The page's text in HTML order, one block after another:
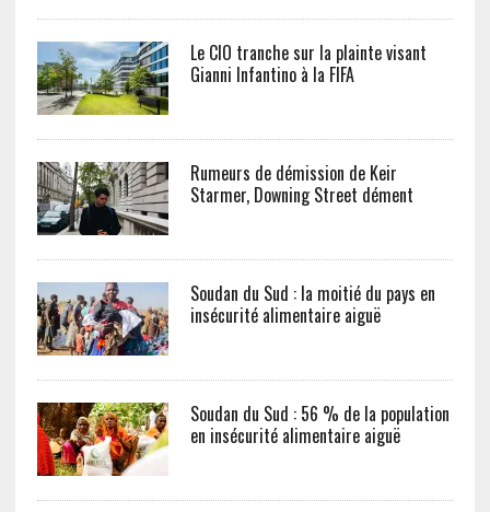
Le CIO tranche sur la plainte visant
Gianni Infantino à la FIFA
Rumeurs de démission de Keir
Starmer, Downing Street dément
Soudan du Sud : la moitié du pays en
insécurité alimentaire aiguë
Soudan du Sud : 56 % de la population
en insécurité alimentaire aiguë